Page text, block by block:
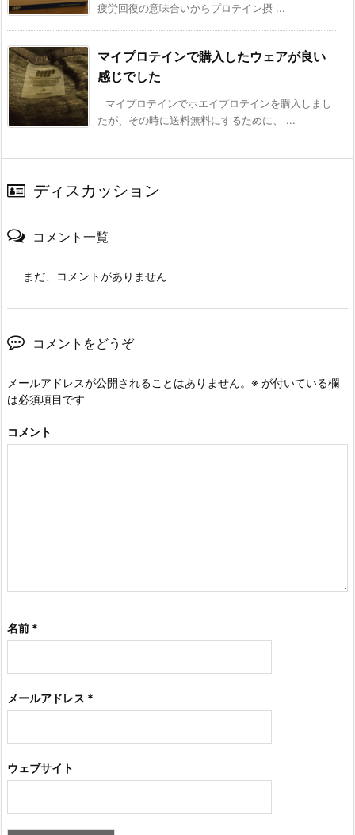
疲労回復の意味合いからプロテイン摂 ...
マイプロテインで購入したウェアが良い
感じでした
マイプロテインでホエイプロテインを購入しまし
たが、その時に送料無料にするために、 ...
ディスカッション
コメント一覧
まだ、コメントがありません
コメントをどうぞ
メールアドレスが公開されることはありません。 ※ が付いている欄
は必須項目です
コメント
名前 *
メールアドレス *
ウェブサイト